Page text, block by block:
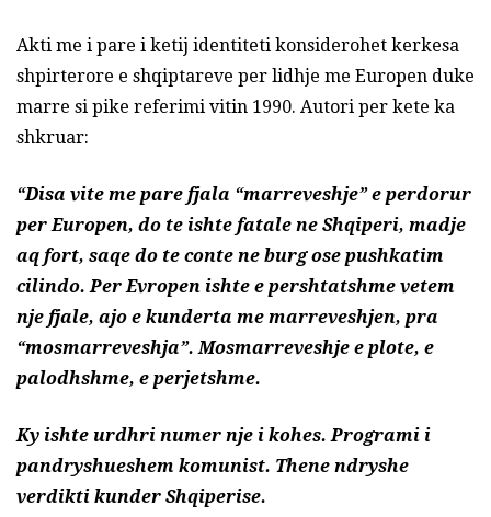
Akti me i pare i ketij identiteti konsiderohet kerkesa
shpirterore e shqiptareve per lidhje me Europen duke
marre si pike referimi vitin 1990. Autori per kete ka
shkruar:
“Disa vite me pare fjala “marreveshje” e perdorur
per Europen, do te ishte fatale ne Shqiperi, madje
aq fort, saqe do te conte ne burg ose pushkatim
cilindo. Per Evropen ishte e pershtatshme vetem
nje fjale, ajo e kunderta me marreveshjen, pra
“mosmarreveshja”. Mosmarreveshje e plote, e
palodhshme, e perjetshme.
Ky ishte urdhri numer nje i kohes. Programi i
pandryshueshem komunist. Thene ndryshe
verdikti kunder Shqiperise.